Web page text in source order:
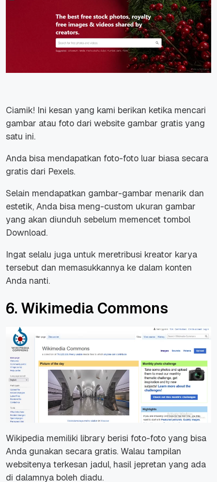
Ciamik! Ini kesan yang kami berikan ketika mencari
gambar atau foto dari website gambar gratis yang
satu ini.
Anda bisa mendapatkan foto-foto luar biasa secara
gratis dari Pexels.
Selain mendapatkan gambar-gambar menarik dan
estetik, Anda bisa meng-custom ukuran gambar
yang akan diunduh sebelum memencet tombol
Download.
Ingat selalu juga untuk meretribusi kreator karya
tersebut dan memasukkannya ke dalam konten
Anda nanti.
6. Wikimedia Commons
Wikipedia memiliki library berisi foto-foto yang bisa
Anda gunakan secara gratis. Walau tampilan
websitenya terkesan jadul, hasil jepretan yang ada
di dalamnya boleh diadu.